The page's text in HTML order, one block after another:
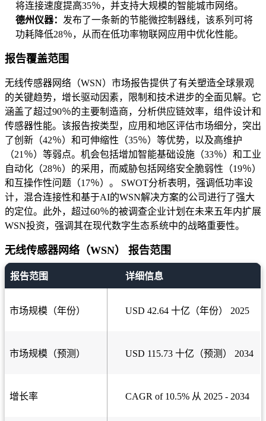
将连接速度提高35％，并支持大规模的智能城市网络。
德州仪器： 发布了一条新的节能微控制器线，该系列可将
功耗降低28％，从而在低功率物联网应用中优化性能。
报告覆盖范围
无线传感器网络（WSN）市场报告提供了有关塑造全球景观
的关键趋势，增长驱动因素，限制和技术进步的全面见解。它
涵盖了超过90％的主要制造商，分析供应链效率，组件设计和
传感器性能。该报告按类型，应用和地区评估市场细分，突出
了创新（42％）和可伸缩性（35％）等优势，以及高维护
（21％）等弱点。机会包括增加智能基础设施（33％）和工业
自动化（28％）的采用，而威胁包括网络安全脆弱性（19％）
和互操作性问题（17％）。 SWOT分析表明，强调低功率设
计，混合连接性和基于AI的WSN解决方案的公司进行了强大
的定位。此外，超过60％的被调查企业计划在未来五年内扩展
WSN投资，强调其在现代数字生态系统中的战略重要性。
无线传感器网络（WSN） 报告范围
报告范围 详细信息
市场规模（年份） USD 42.64 十亿（年份） 2025
市场规模（预测） USD 115.73 十亿（预测） 2034
增长率 CAGR of 10.5% 从 2025 - 2034